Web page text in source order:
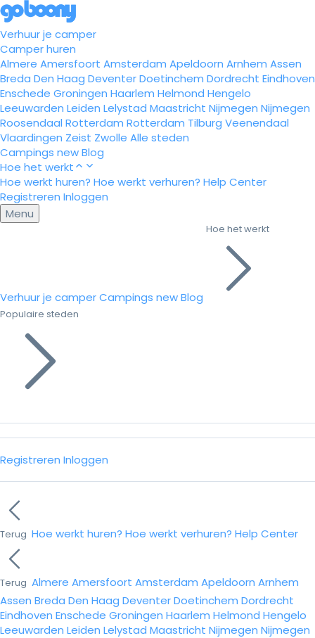
Verhuur je camper
Camper huren
Almere Amersfoort Amsterdam Apeldoorn Arnhem Assen
Breda Den Haag DeventerDoetinchem Dordrecht Eindhoven
Enschede Groningen Haarlem Helmond Hengelo
Leeuwarden Leiden Lelystad Maastricht Nijmegen Nijmegen
Roosendaal Rotterdam Rotterdam Tilburg Veenendaal
Vlaardingen Zeist Zwolle Alle steden
Campings newBlog
Hoe het werkt
Hoe werkt huren? Hoe werkt verhuren? Help Center
Registreren Inloggen
Menu
Verhuur je camperCampings newBlog
Hoe het werkt
Populaire steden
Registreren Inloggen
Terug Hoe werkt huren? Hoe werkt verhuren? Help Center
Terug Almere Amersfoort Amsterdam Apeldoorn Arnhem
Assen Breda Den Haag DeventerDoetinchem Dordrecht
Eindhoven Enschede Groningen Haarlem Helmond Hengelo
Leeuwarden Leiden Lelystad Maastricht Nijmegen Nijmegen